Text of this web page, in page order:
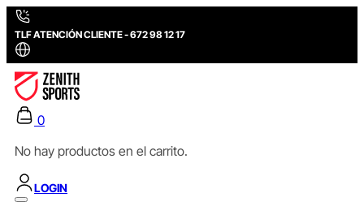
TLF ATENCIÓN CLIENTE - 672 98 12 17
0
No hay productos en el carrito.
LOGIN